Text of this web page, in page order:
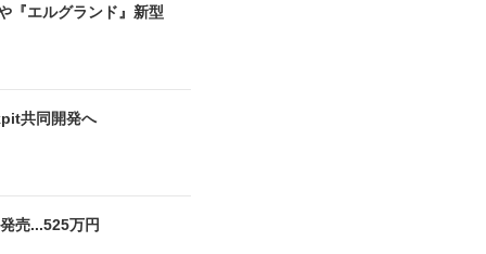
『エルグランド』新型
共同開発へ
売...525万円